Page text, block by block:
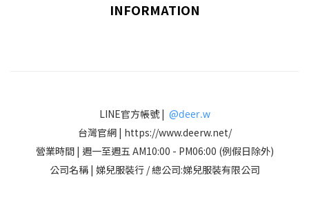
INFORMATION
LINE官方帳號 | @deer.w
​台灣官網 | https://www.deerw.net/
營業時間 | 週一至週五 AM10:00 - PM06:00 (例假日除外)
公司名稱 | 娣兒服裝行 / 總公司:娣兒服裝有限公司